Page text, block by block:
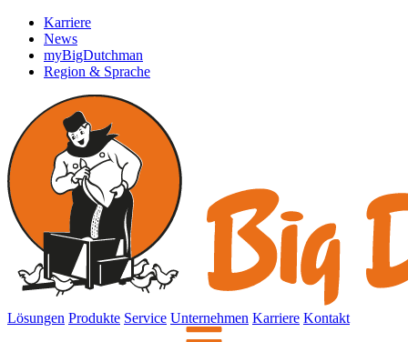
Karriere
News
myBigDutchman
Region & Sprache
Lösungen Produkte Service Unternehmen Karriere Kontakt